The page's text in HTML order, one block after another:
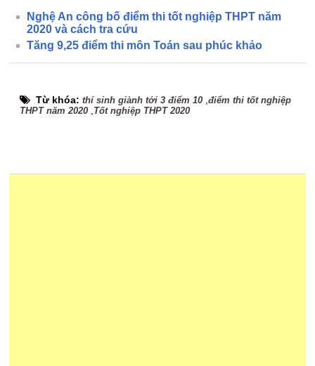
Nghệ An công bố điểm thi tốt nghiệp THPT năm
2020 và cách tra cứu
Tăng 9,25 điểm thi môn Toán sau phúc khảo
Từ khóa:thí sinh giành tới 3 điểm 10 ,điểm thi tốt nghiệp
THPT năm 2020 Tốt nghiệp THPT 2020